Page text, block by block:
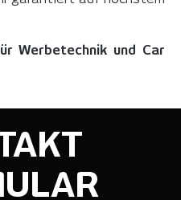
Werbetechnik und Car